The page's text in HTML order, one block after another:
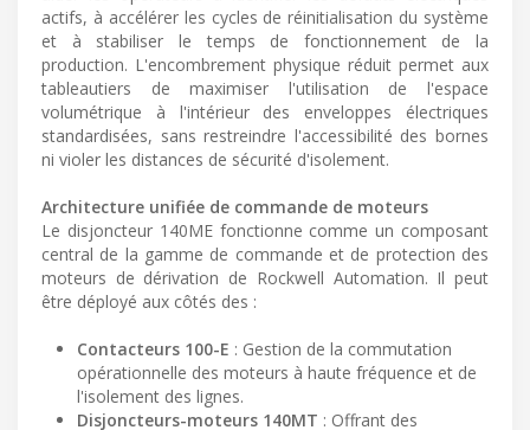
actifs, à accélérer les cycles de réinitialisation du système
et à stabiliser le temps de fonctionnement de la
production. L'encombrement physique réduit permet aux
tableautiers de maximiser l'utilisation de l'espace
volumétrique à l'intérieur des enveloppes électriques
standardisées, sans restreindre l'accessibilité des bornes
ni violer les distances de sécurité d'isolement.
Architecture unifiée de commande de moteurs
Le disjoncteur 140ME fonctionne comme un composant
central de la gamme de commande et de protection des
moteurs de dérivation de Rockwell Automation. Il peut
être déployé aux côtés des :
Contacteurs 100-E : Gestion de la commutation
opérationnelle des moteurs à haute fréquence et de
l'isolement des lignes.
Disjoncteurs-moteurs 140MT : Offrant des